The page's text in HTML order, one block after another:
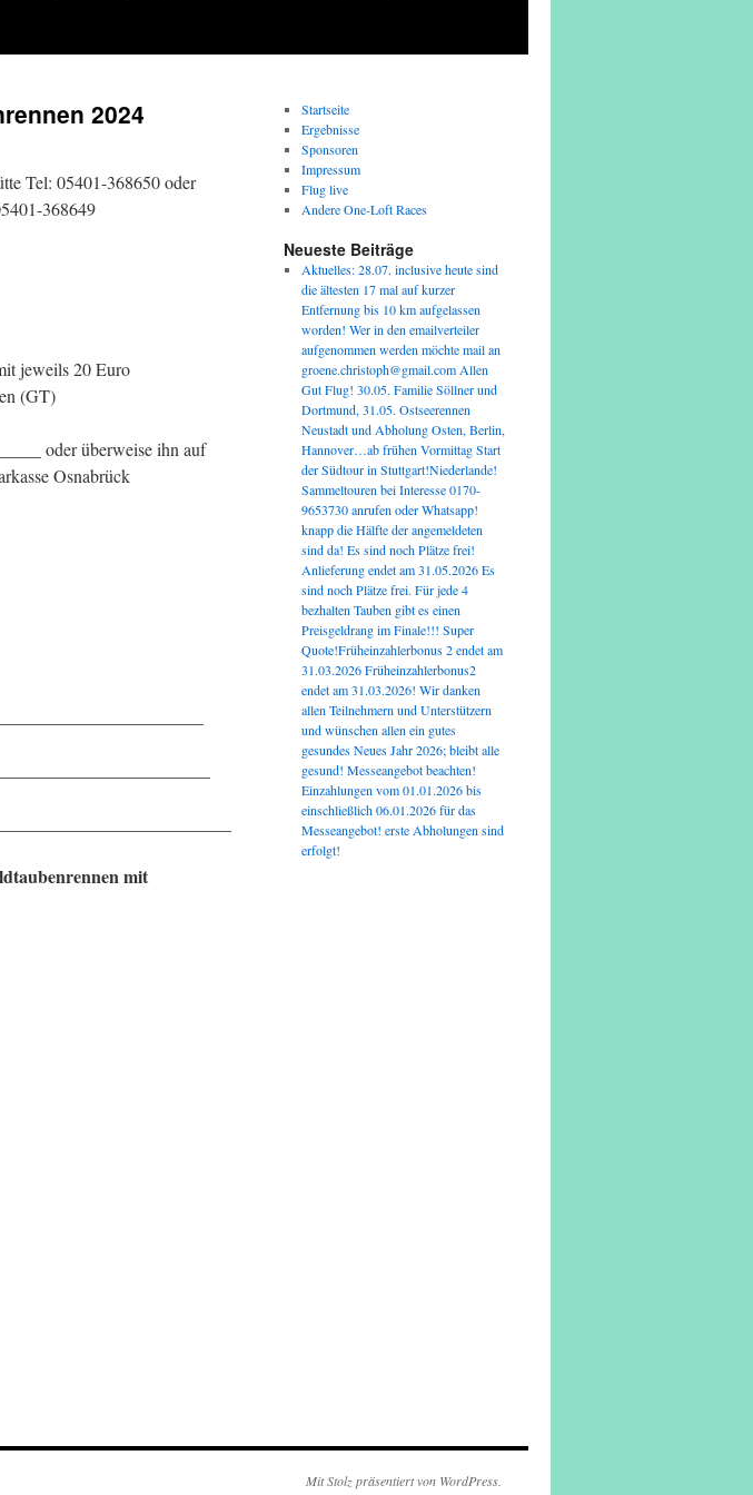
2024
Tel: 05401-368650 oder
368649
jeweils 20 Euro
(GT)
oder überweise ihn auf
Osnabrück
mit
Startseite
Ergebnisse
Sponsoren
Impressum
Flug live
Andere One-Loft Races
Neueste Beiträge
Aktuelles: 28.07. inclusive heute sind
die ältesten 17 mal auf kurzer
Entfernung bis 10 km aufgelassen
worden! Wer in den emailverteiler
aufgenommen werden möchte mail an
groene.christoph@gmail.com Allen
Gut Flug! 30.05. Familie Söllner und
Dortmund, 31.05. Ostseerennen
Neustadt und Abholung Osten, Berlin,
Hannover…ab frühen Vormittag Start
der Südtour in Stuttgart!Niederlande!
Sammeltouren bei Interesse 0170-
9653730 anrufen oder Whatsapp!
knapp die Hälfte der angemeldeten
sind da! Es sind noch Plätze frei!
Anlieferung endet am 31.05.2026 Es
sind noch Plätze frei. Für jede 4
bezhalten Tauben gibt es einen
Preisgeldrang im Finale!!! Super
Quote!Früheinzahlerbonus 2 endet am
31.03.2026 Früheinzahlerbonus2
endet am 31.03.2026! Wir danken
allen Teilnehmern und Unterstützern
und wünschen allen ein gutes
gesundes Neues Jahr 2026; bleibt alle
gesund! Messeangebot beachten!
Einzahlungen vom 01.01.2026 bis
einschließlich 06.01.2026 für das
Messeangebot! erste Abholungen sind
erfolgt!
Mit Stolz präsentiert von WordPress.